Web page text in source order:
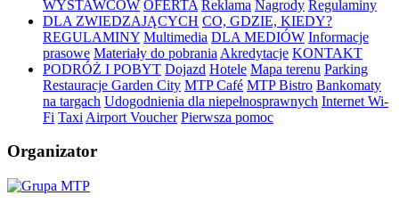
WYSTAWCÓW OFERTA Reklama Nagrody Regulaminy
DLA ZWIEDZAJĄCYCH CO, GDZIE, KIEDY?
REGULAMINY Multimedia DLA MEDIÓW Informacje
prasowe Materiały do pobrania Akredytacje KONTAKT
PODRÓŻ I POBYT Dojazd Hotele Mapa terenu Parking
Restauracje Garden City MTP Café MTP Bistro Bankomaty
na targach Udogodnienia dla niepełnosprawnych Internet Wi-
Fi Taxi Airport Voucher Pierwsza pomoc
Organizator